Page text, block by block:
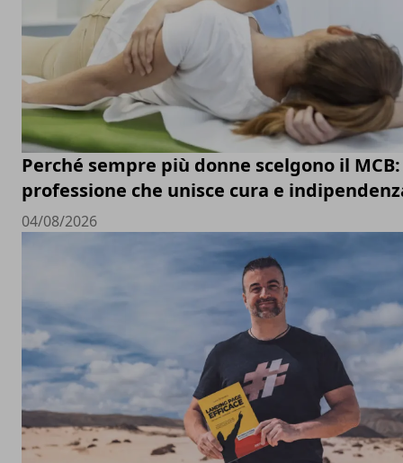
Perché sempre più donne scelgono il
professione che unisce cura e
04/08/2026